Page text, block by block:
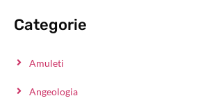
Categorie
Amuleti
Angeologia